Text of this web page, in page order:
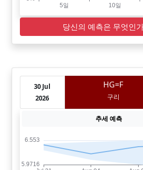
당신의 예측은 무엇인
30 Jul
2026
HG=F
구리
추세 예측